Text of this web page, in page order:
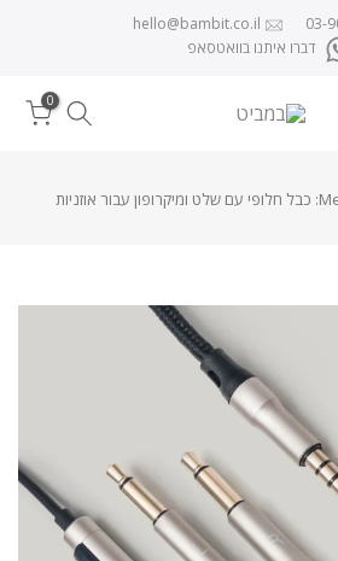
03-
hello@bambit.co.il
דברו איתנו בוואטסאפ
0
כבל סטנדרטי לאוזניות Meze 99: כבל חלופי עם שלט ומיקרופון עבור אוזניות